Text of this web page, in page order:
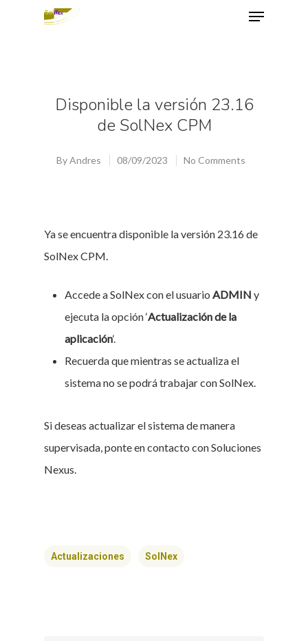
Disponible la versión 23.16
de SolNex CPM
ByAndres 08/09/2023 No Comments
Ya se encuentra disponible la versión 23.16 de
SolNex CPM.
Accede a SolNex con el usuario ADMIN y
ejecuta la opción ‘Actualización de la
aplicación‘.
Recuerda que mientras se actualiza el
sistema no se podrá trabajar con SolNex.
Si deseas actualizar el sistema de manera
supervisada, ponte en contacto con Soluciones
Nexus.
Actualizaciones SolNex